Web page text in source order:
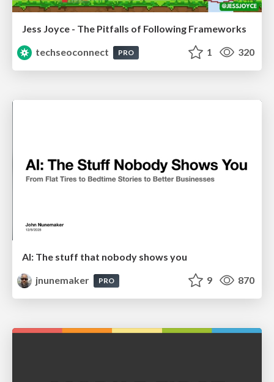
Jess Joyce - The Pitfalls of Following Frameworks
techseoconnect
PRO 1 320
AI: The stuff that nobody shows you
jnunemaker
PRO 9 870